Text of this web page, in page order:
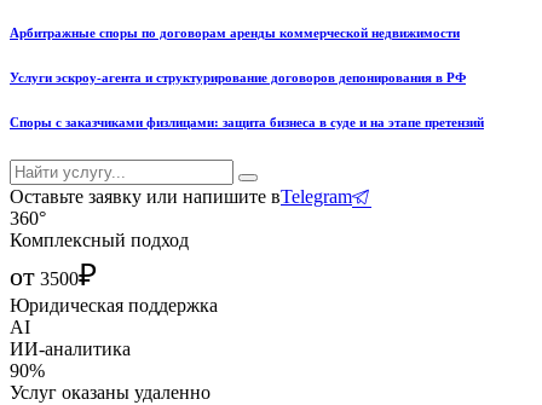
Арбитражные споры по договорам аренды коммерческой недвижимости
Услуги эскроу-агента и структурирование договоров депонирования в РФ
Споры с заказчиками физлицами: защита бизнеса в суде и на этапе претензий
Оставьте заявку или напишите вTelegram
360°
Комплексный подход
от 3500₽
Юридическая поддержка
AI
ИИ-аналитика
90%
Услуг оказаны удаленно